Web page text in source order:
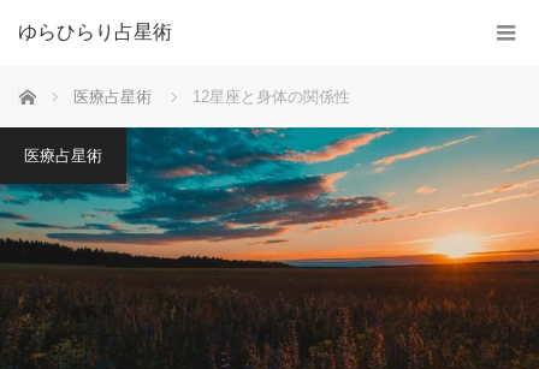
ゆらひらり占星術
ホーム 医療占星術 12星座と身体の関係性
医療占星術